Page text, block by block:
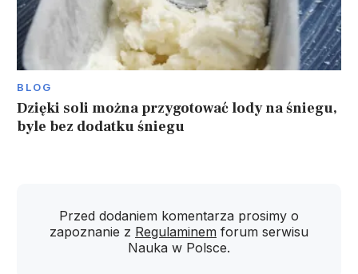
BLOG
Dzięki soli można przygotować lody na śniegu,
byle bez dodatku śniegu
Przed dodaniem komentarza prosimy o
zapoznanie z Regulaminem forum serwisu
Nauka w Polsce.